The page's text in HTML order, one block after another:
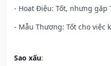
- Hoạt Điệu: Tốt, nhưng gặp
- Mẫu Thương: Tốt cho việc
Sao xấu: